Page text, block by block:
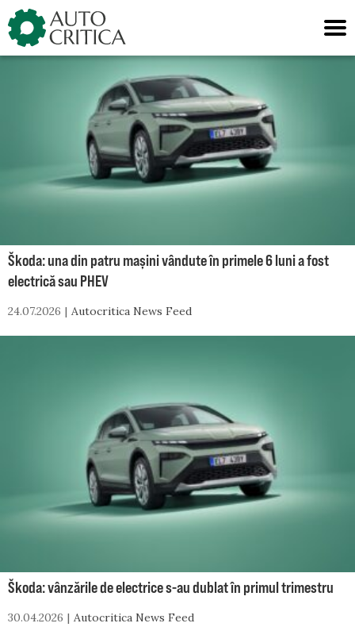
Skip
to
content
Škoda: una din patru mașini vândute în primele 6 luni a fost
electrică sau PHEV
24.07.2026 Autocritica News Feed
Škoda: vânzările de electrice s-au dublat în primul trimestru
30.04.2026 Autocritica News Feed